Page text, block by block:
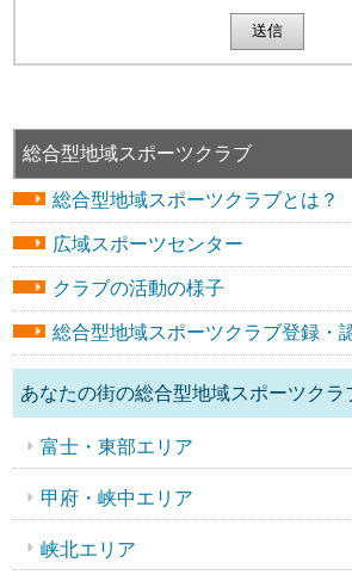
総合型地域スポーツクラブ
総合型地域スポーツクラブとは？
広域スポーツセンター
クラブの活動の様子
総合型地域スポーツクラブ登録・
あなたの街の総合型地域スポーツクラ
富士・東部エリア
甲府・峡中エリア
峡北エリア